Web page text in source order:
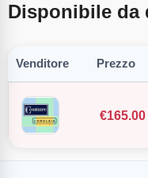
Disponibile da
Venditore Prezzo
€165.00